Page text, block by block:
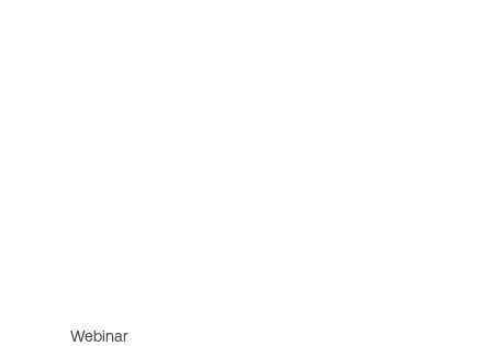
Webinar